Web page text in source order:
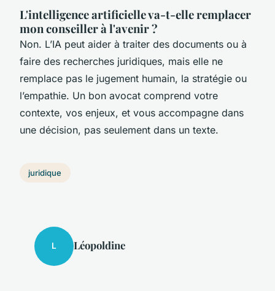
L'intelligence artificielle va-t-elle remplacer
mon conseiller à l'avenir ?
Non. L’IA peut aider à traiter des documents ou à
faire des recherches juridiques, mais elle ne
remplace pas le jugement humain, la stratégie ou
l’empathie. Un bon avocat comprend votre
contexte, vos enjeux, et vous accompagne dans
une décision, pas seulement dans un texte.
juridique
L Léopoldine